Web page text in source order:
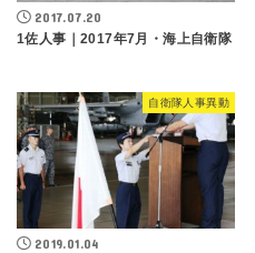
2017.07.20
1佐人事｜2017年7月・海上自衛隊
自衛隊人事異動
2019.01.04